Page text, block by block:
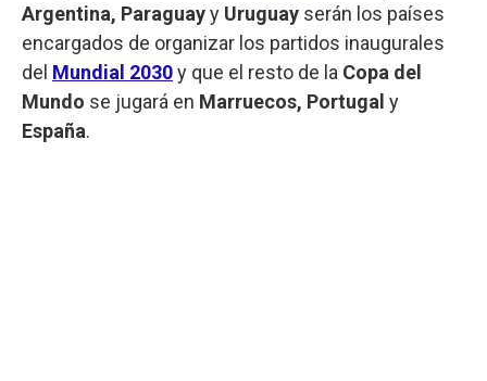
Argentina, Paraguayy Uruguay serán los países
encargados de organizar los partidos inaugurales
del Mundial 2030y que el resto de la Copa del
Mundo se jugará en Marruecos, Portugal y
España.